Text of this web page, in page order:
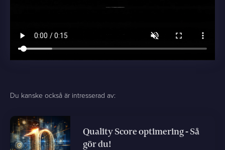
Du kanske också är intresserad av:
Quality Score optimering - Så
gör du!